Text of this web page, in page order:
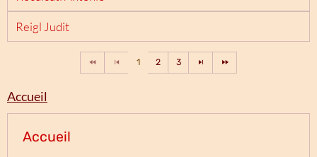
Reigl Judit
1 2 3
Accueil
Accueil